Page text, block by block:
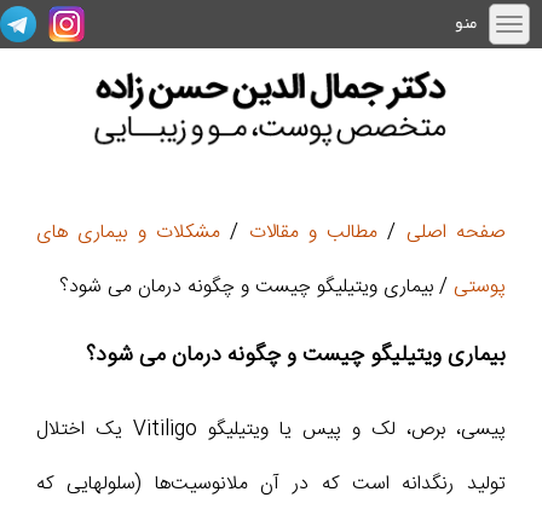
منو
صفحه اصلی / مطالب و مقالات /مشکلات و بیماری های
پوستی / بیماری ویتیلیگو چیست و چگونه درمان می شود؟
بیماری ویتیلیگو چیست و چگونه درمان می شود؟
پیسی، برص، لک و پیس یا ویتیلیگو Vitiligo یک اختلال
تولید رنگدانه است که در آن ملانوسیت‌ها (سلولهایی که